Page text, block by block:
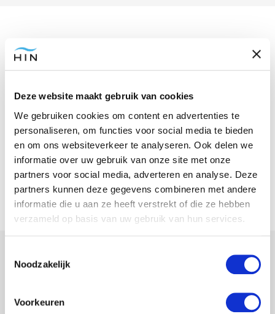
Deze website maakt gebruik van cookies
We gebruiken cookies om content en advertenties te
personaliseren, om functies voor social media te bieden
en om ons websiteverkeer te analyseren. Ook delen we
informatie over uw gebruik van onze site met onze
partners voor social media, adverteren en analyse. Deze
partners kunnen deze gegevens combineren met andere
informatie die u aan ze heeft verstrekt of die ze hebben
verzameld op basis van uw gebruik van hun services.
Noodzakelijk
Voorkeuren
Sommigen huren we in en anderen werken op
vrijwillige basis mee om onze opleidingen, producten
en organisatie nog beter te maken. Je ziet ze hieronder.